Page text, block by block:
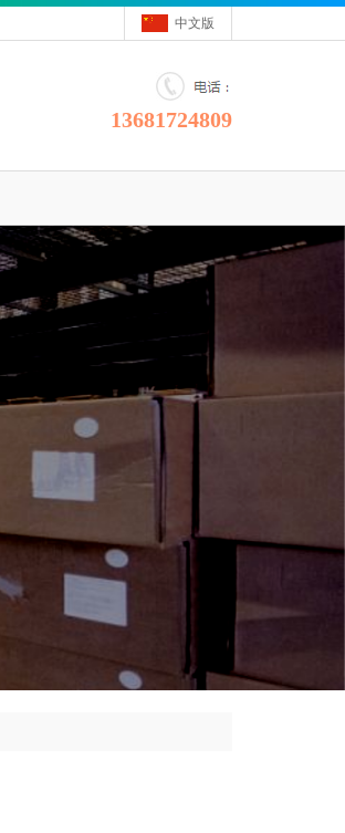
中文版
13681724809